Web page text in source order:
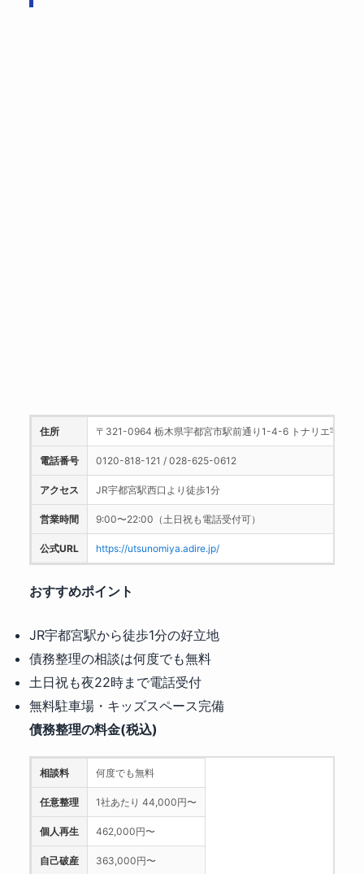
住所 〒321-0964 栃木県宇都宮市駅前通り1-4-6 トナリエ宇都宮
電話番号 0120-818-121 / 028-625-0612
アクセス JR宇都宮駅西口より徒歩1分
営業時間 9:00〜22:00（土日祝も電話受付可）
公式URL https://utsunomiya.adire.jp/
おすすめポイント
JR宇都宮駅から徒歩1分の好立地
債務整理の相談は何度でも無料
土日祝も夜22時まで電話受付
無料駐車場・キッズスペース完備
債務整理の料金(税込)
相談料 何度でも無料
任意整理 1社あたり 44,000円〜
個人再生 462,000円〜
自己破産 363,000円〜